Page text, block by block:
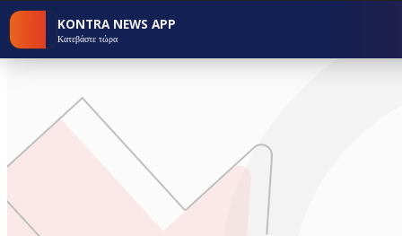
KONTRA NEWS APP
Κατεβάστε τώρα